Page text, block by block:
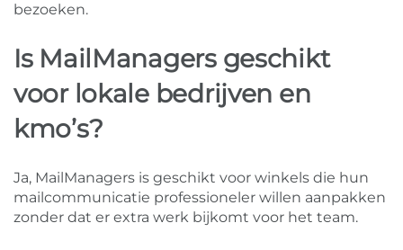
bezoeken.
Is MailManagers geschikt
voor lokale bedrijven en
kmo’s?
Ja, MailManagers is geschikt voor winkels die hun
mailcommunicatie professioneler willen aanpakken
zonder dat er extra werk bijkomt voor het team.